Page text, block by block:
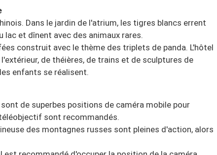
Dans le jardin de l'atrium, les tigres blancs errent
et dînent avec des animaux rares.
construit avec le thème des triplets de panda. L'hôtel
de théières, de trains et de sculptures de
enfants se réalisent.
de superbes positions de caméra mobile pour
sont recommandés.
des montagnes russes sont pleines d'action, alors